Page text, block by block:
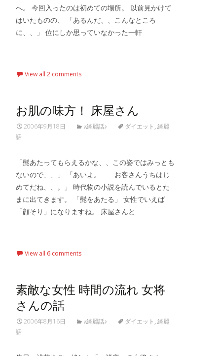
へ。 今回入ったのは初めての場所。 以前見かけて
はいたものの、 「あるんだ、、こんなところ
に、、」 位にしか思っていなかった一軒
View all 2 comments
お肌の味方！ 床屋さん
2006年9月18日 ♪綺麗話♪ ダイエット , 綺麗
話
「髭あたってもらえるかな、、この姿ではみっとも
ないので、、」 「あいよ。 お客さんうちはじ
めてだね、、。」 時代物の小説を読んでいるとた
まに出てきます。 「髭をあたる」 女性でいえば
「顔そり」になりますね。 床屋さんと
View all 6 comments
素敵な女性 時間の流れ 女将
さんの話
2006年8月16日 ♪綺麗話♪ ダイエット , 綺麗
話